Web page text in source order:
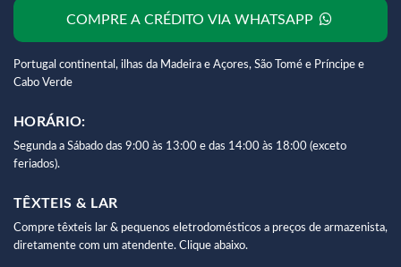
COMPRE A CRÉDITO VIA WHATSAPP
Portugal continental, ilhas da Madeira e Açores, São Tomé e Príncipe e
Cabo Verde
HORÁRIO:
Segunda a Sábado das 9:00 às 13:00 e das 14:00 às 18:00 (exceto
feriados).
TÊXTEIS & LAR
Compre têxteis lar & pequenos eletrodomésticos a preços de armazenista,
diretamente com um atendente. Clique abaixo.